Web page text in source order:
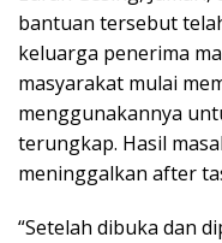
bantuan tersebut
keluarga penerima
masyarakat mulai
menggunakannya
terungkap. Hasil
meninggalkan after
“Setelah dibuka dan